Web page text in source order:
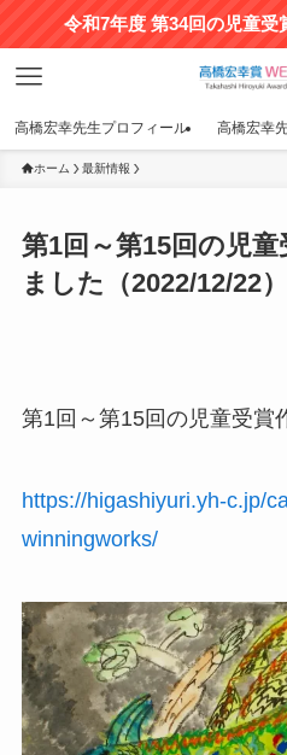
令和7年度 第34回の児童受
高橋宏幸先生プロフィール 高橋宏幸
ホーム 最新情報
第1回～第15回の児
ました（2022/12/22）
第1回～第15回の児童受賞
https://higashiyuri.yh-c.jp/
winningworks/